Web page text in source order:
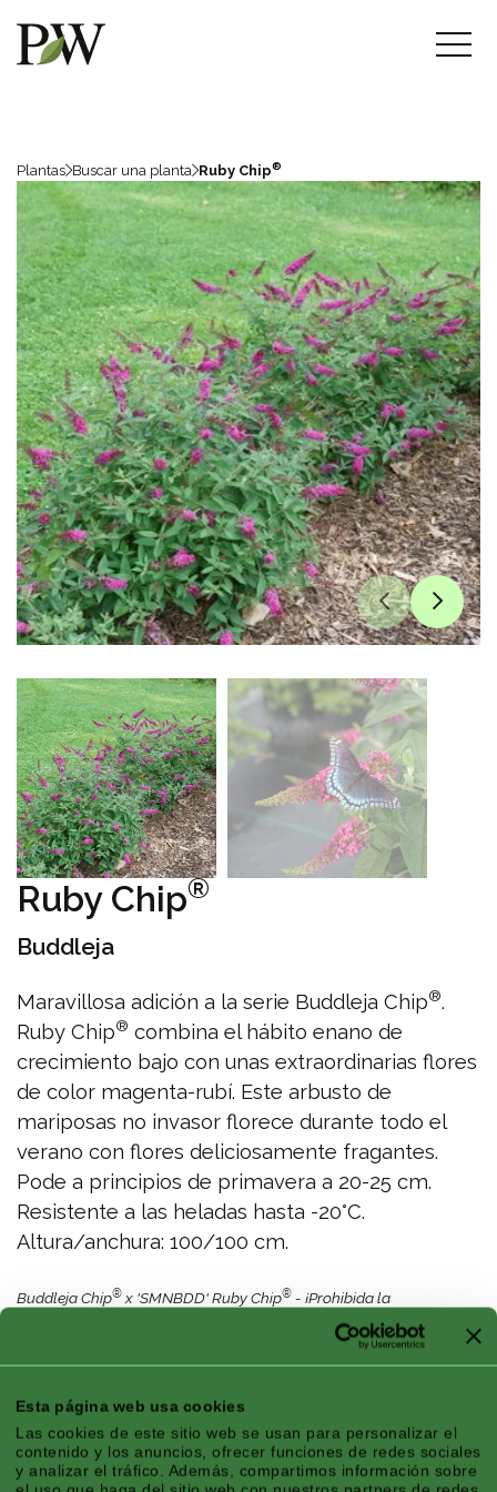
Esta página web usa cookies
Las cookies de este sitio web se usan para personalizar el
contenido y los anuncios, ofrecer funciones de redes sociales
y analizar el tráfico. Además, compartimos información sobre
Plantas Buscar una planta Ruby Chip®
Ruby Chip®
Buddleja
Maravillosa adición a la serie Buddleja Chip®.
Ruby Chip® combina el hábito enano de
crecimiento bajo con unas extraordinarias flores
de color magenta-rubí. Este arbusto de
mariposas no invasor florece durante todo el
verano con flores deliciosamente fragantes.
Pode a principios de primavera a 20-25 cm.
Resistente a las heladas hasta -20°C.
Altura/anchura: 100/100 cm.
Buddleja Chip® x 'SMNBDD' Ruby Chip® - ¡Prohibida la